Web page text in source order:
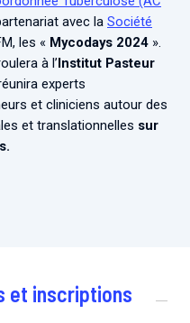
communautaires
actives ou
avec la Société
les « Mycodays 2024 ».
à l’Institut Pasteur
experts
et cliniciens autour des
et translationnelles sur
et inscriptions